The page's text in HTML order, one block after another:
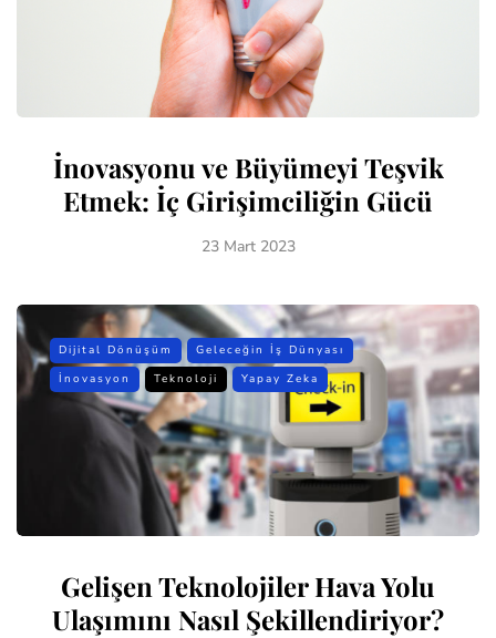
İnovasyonu ve Büyümeyi Teşvik
Etmek: İç Girişimciliğin Gücü
23 Mart 2023
Dijital Dönüşüm
Geleceğin İş Dünyası
İnovasyon
Teknoloji Yapay Zeka
Gelişen Teknolojiler Hava Yolu
Ulaşımını Nasıl Şekillendiriyor?